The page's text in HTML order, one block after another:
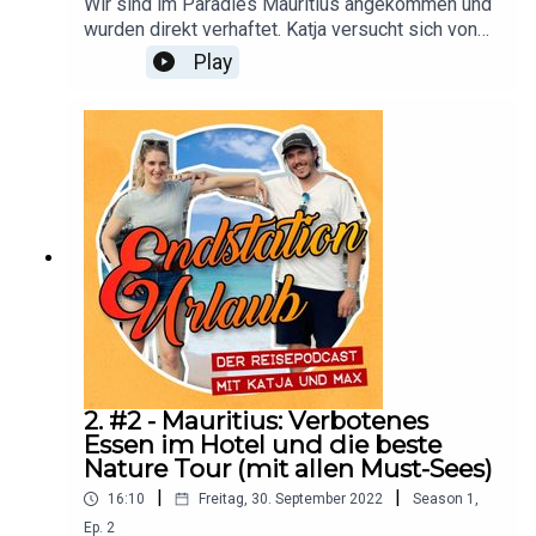
wurden direkt verhaftet. Katja versucht sich von
dem Schock zu erholen und Max hat einen
Play
2. #2 - Mauritius: Verbotenes
Essen im Hotel und die beste
Nature Tour (mit allen Must-Sees)
16:10 Freitag, 30. September 2022 Season 1 ,
Ep. 2